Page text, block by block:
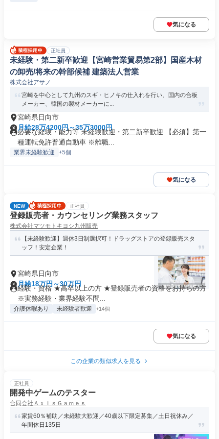
気になる
正社員
未経験・第二新卒歓迎【宮崎営業貿易第2部】国産木材
の卸売/将来の幹部候補 建築法人営業
株式会社アサノ
宮崎を中心として九州のスギ・ヒノキの仕入れを行い、国内の合板
メーカー、韓国の製材メーカーに...
宮崎県日向市
月給28万4200円～35万3000円
必要な経験・能力等 未経験歓迎・第二新卒歓迎 【必須】第一
種運転免許普通自動車 ※離職...
業界未経験歓迎 +5個
気になる
NEW 正社員
登録販売者・カウンセリング業務スタッフ
株式会社マツモトキヨシ九州販売
【未経験歓迎】週休3日制選択可！ドラッグストアの登録販売スタ
ッフ！安定企業！
宮崎県日向市
月給18万円～30万円
経験・資格 ★高卒以上の方 ★登録販売者の資格をお持ちの方
※実務経験・業界経験不問...
介護休暇あり 未経験者歓迎 +14個
気になる
この企業の類似求人を見る
正社員
開発中ゲームのテスター
合同会社ＡｘｉｓＧａｍｅｓ
家賃60％補助／未経験大歓迎／40歳以下限定募集／土日祝休み／
年間休日135日